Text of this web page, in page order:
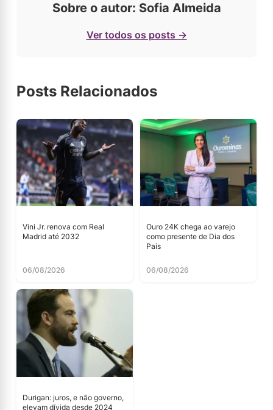
Sobre o autor: Sofia Almeida
Ver todos os posts →
Posts Relacionados
Vini Jr. renova com Real
Madrid até 2032
06/08/2026
Ouro 24K chega ao varejo
como presente de Dia dos
Pais
06/08/2026
Durigan: juros, e não governo,
elevam dívida desde 2024